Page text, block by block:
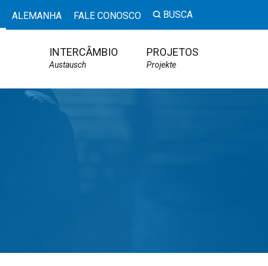
ALEMANHA FALE CONOSCO BUSCA
INTERCÂMBIO
Austausch
PROJETOS
Projekte